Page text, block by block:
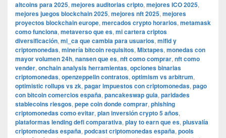
altcoins para 2025, mejores auditorias cripto, mejores ICO 2025,
mejores juegos blockchain 2025, mejores nft 2025, mejores
proyectos blockchain europe, mercados crypto horarios, metamask
como funciona, metaverso que es, mi cartera criptos
diversificación, mi_ca que cambia para usuarios, mifid y
criptomonedas, minería bitcoin requisitos, Mixtapes, monedas con
mayor volumen 24h, nansen que es, nft como comprar, nft como
vender, onchain analysis herramientas, opciones binarias
criptomonedas, openzeppelin contratos, optimism vs arbitrum,
optimistic rollups vs zk, pagar impuestos con criptomonedas, pago
con bitcoin comercios españa, pancakeswap guia, paridades
stablecoins riesgos, pepe coin donde comprar, phishing
criptomonedas como evitar, plan inversión crypto 5 años,
plataformas lending defi comparativa, play to earn que es, plusvalía
criptomonedas españa, podcast criptomonedas españa, pools